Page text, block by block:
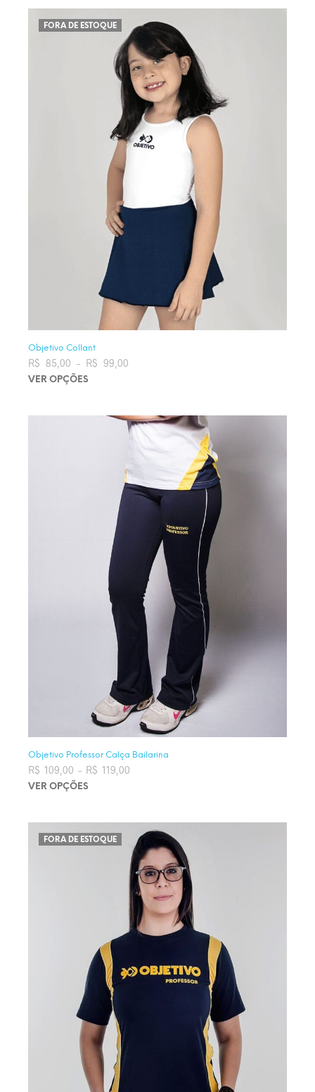
FORA DE ESTOQUE
Objetivo Collant
R$ 85,00 – R$ 99,00Faixa de preço: R$ 85,00 através
R$ 99,00
VER OPÇÕES
Objetivo Professor Calça Bailarina
R$ 109,00 – R$ 119,00
R$ 119,00
VER OPÇÕES
FORA DE ESTOQUE